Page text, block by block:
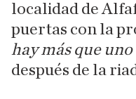
localidad de
puertas con la
hay más que uno
después de la